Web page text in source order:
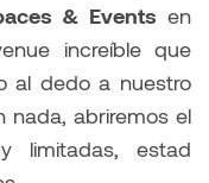
& Eventsen
increíble que
al dedo a nuestro
nada, abriremos el
limitadas, estad